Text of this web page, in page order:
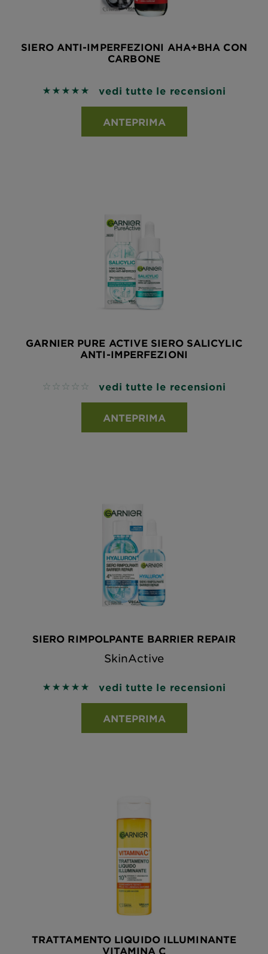
SIERO ANTI-IMPERFEZIONI AHA+BHA CON
CARBONE
5 out of 5 stars based on reviews
vedi tutte le recensioni
ANTEPRIMA
GARNIER PURE ACTIVE SIERO SALICYLIC
ANTI-IMPERFEZIONI
No reviews vedi tutte le recensioni
ANTEPRIMA
SIERO RIMPOLPANTE BARRIER REPAIR
SkinActive
5 out of 5 stars based on reviews
vedi tutte le recensioni
ANTEPRIMA
TRATTAMENTO LIQUIDO ILLUMINANTE
VITAMINA C